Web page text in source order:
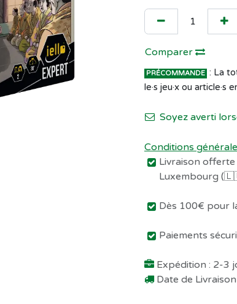
Comparer
PRÉCOMMANDE : La
le·s jeu·x ou article·s
Soyez averti
Conditions
Livraison
Luxembourg
Dès 100€ pour
Paiements
Expédition : 2-3
Date de